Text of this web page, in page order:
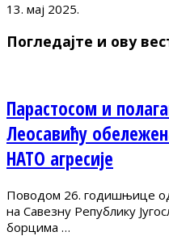
13. мај 2025.
Погледајте и ову
Парастосом и
Леосавићу
НАТО агресије
Поводом 26. годишњице
на Савезну Републику
борцима …